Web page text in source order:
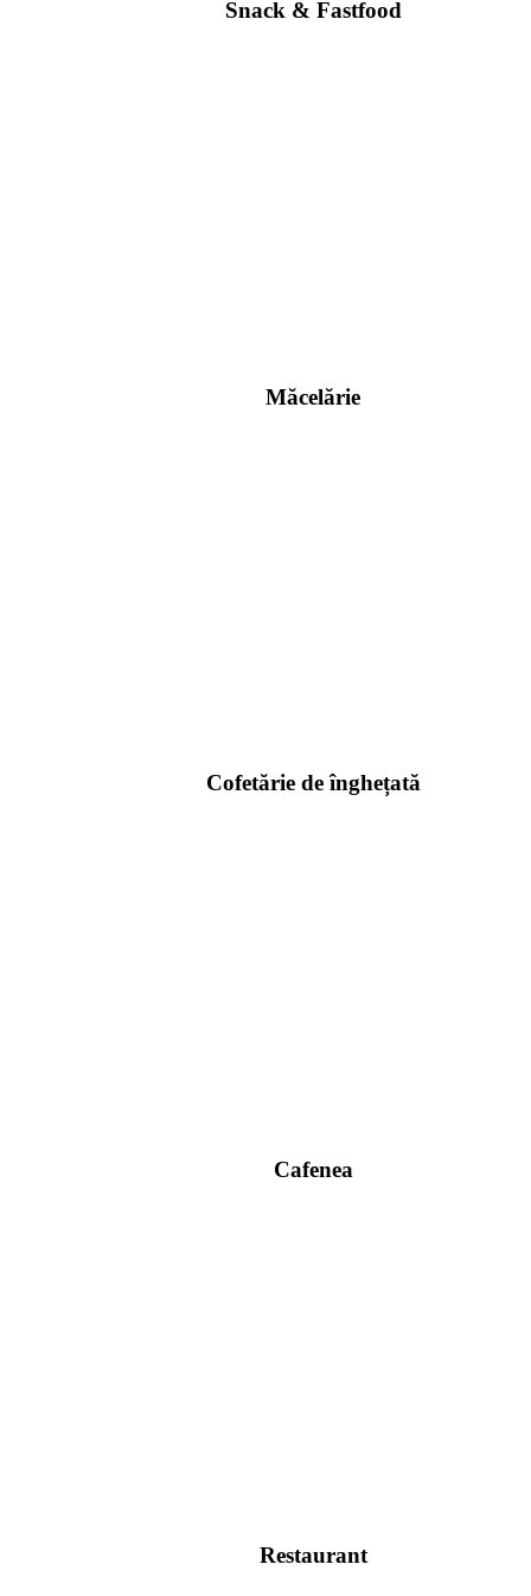
Snack & Fastfood
Măcelărie
Cofetărie de înghețată
Cafenea
Restaurant